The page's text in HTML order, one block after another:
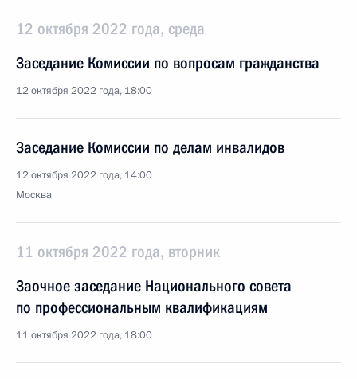
12 октября 2022 года, среда
Заседание Комиссии по вопросам гражданства
12 октября 2022 года, 18:00
Заседание Комиссии по делам инвалидов
12 октября 2022 года, 14:00
Москва
11 октября 2022 года, вторник
Заочное заседание Национального совета
по профессиональным квалификациям
11 октября 2022 года, 18:00